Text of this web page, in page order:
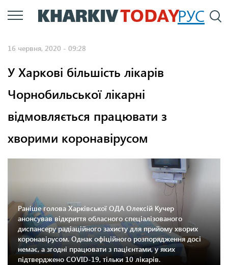
Перейти
до
РУС
16 червня, 2020 - 09:28
У Харкові більшість лікарів
Чорнобильської лікарні
відмовляється працювати з
хворими коронавірусом
Раніше голова Харківської ОДА Олексій Кучер
анонсував відкриття обласного спеціалізованого
диспансеру радіаційного захисту для прийому хворих
коронавірусом. Однак офіційного розпорядження досі
немає, а згодні працювати з пацієнтами, у яких
підтверджено COVID-19, тільки 10 лікарів.